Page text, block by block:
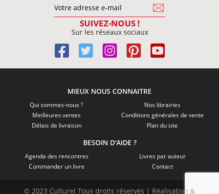
SUIVEZ-NOUS !
Sur les réseaux sociaux
MIEUX NOUS CONNAITRE
Qui sommes-nous ?
Meilleures ventes
Délais de livraison
Nos librairies
Conditions générales de vente
Plan du site
BESOIN D'AIDE ?
Agenda des rencontres
Commander un livre
Livres par auteur
Contact
© 2023 Culturel Tous droits réservés | Réalisation &